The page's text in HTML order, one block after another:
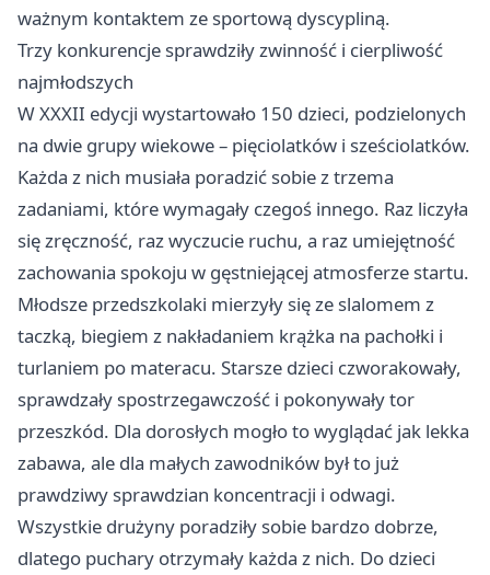
ważnym kontaktem ze sportową dyscypliną.
Trzy konkurencje sprawdziły zwinność i cierpliwość
najmłodszych
W XXXII edycji wystartowało 150 dzieci, podzielonych
na dwie grupy wiekowe – pięciolatków i sześciolatków.
Każda z nich musiała poradzić sobie z trzema
zadaniami, które wymagały czegoś innego. Raz liczyła
się zręczność, raz wyczucie ruchu, a raz umiejętność
zachowania spokoju w gęstniejącej atmosferze startu.
Młodsze przedszkolaki mierzyły się ze slalomem z
taczką, biegiem z nakładaniem krążka na pachołki i
turlaniem po materacu. Starsze dzieci czworakowały,
sprawdzały spostrzegawczość i pokonywały tor
przeszkód. Dla dorosłych mogło to wyglądać jak lekka
zabawa, ale dla małych zawodników był to już
prawdziwy sprawdzian koncentracji i odwagi.
Wszystkie drużyny poradziły sobie bardzo dobrze,
dlatego puchary otrzymały każda z nich. Do dzieci